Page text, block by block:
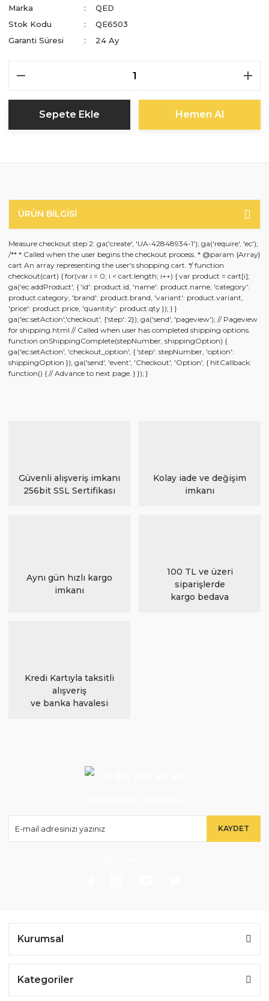
Marka
QED
Stok Kodu
QE6503
Garanti Süresi
24 Ay
Sepete Ekle Hemen Al
ÜRÜN BILGISI
Measure checkout step 2: ga('create', 'UA-42848934-1'); ga('require', 'ec');
/** * Called when the user begins the checkout process. * @param {Array}
cart An array representing the user's shopping cart. */ function
checkout(cart) { for(var i = 0; i < cart.length; i++) { var product = cart[i];
ga('ec:addProduct', { 'id': product.id, 'name': product.name, 'category':
product.category, 'brand': product.brand, 'variant': product.variant,
'price': product.price, 'quantity': product.qty }); } }
ga('ec:setAction','checkout', {'step': 2}); ga('send', 'pageview'); // Pageview
for shipping.html // Called when user has completed shipping options.
function onShippingComplete(stepNumber, shippingOption) {
ga('ec:setAction', 'checkout_option', { 'step': stepNumber, 'option':
shippingOption }); ga('send', 'event', 'Checkout', 'Option', { hitCallback:
function() { // Advance to next page. } }); }
Güvenli alışveriş imkanı
256bit SSL Sertifikası
Kolay iade ve değişim
imkanı
Aynı gün hızlı kargo
imkanı
100 TL ve üzeri
siparişlerde
kargo bedava
Kredi Kartıyla taksitli
alışveriş
ve banka havalesi
KAYDET
Kurumsal
Kategoriler